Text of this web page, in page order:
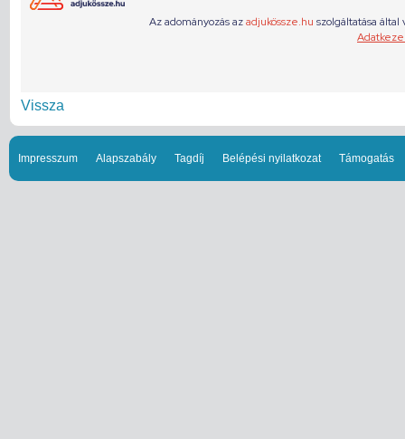
Vissza
Impresszum Alapszabály Tagdíj Belépési nyilatkozat Támogatás